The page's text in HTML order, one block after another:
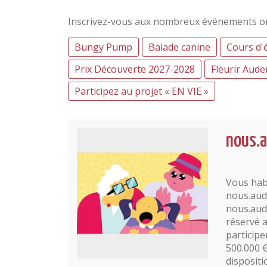
Inscrivez-vous aux nombreux événements
Bungy Pump
Balade canine
Cours
Prix Découverte 2027-2028
Fleurir
Participez au projet « EN VIE »
Vous
réservé
500.000